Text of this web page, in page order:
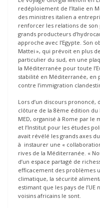
redéploiement de l’Italie en
des ministres italien a
renforcer les relations de son
grands producteurs
approche avec l’Egypte. Son
Mattei », qui prévoit en plus
particulier du sud, en une
la Méditerranée pour toute
stabilité en Méditerranée, en
contre l’immigration
Lors d’un discours prononcé,
clôture de la 8ème édition
MED, organisé à Rome par
et l’Institut pour les études
avait révélé les grands axes
à instaurer une «
rives de la Méditerranée. «
d’un espace partagé de
efficacement des problèmes
climatique, la sécurité
estimant que les pays de
voisins africains le sont.